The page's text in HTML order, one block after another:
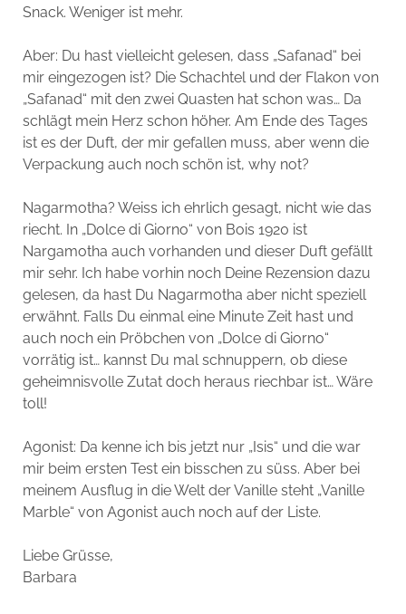
Snack. Weniger ist mehr.
Aber: Du hast vielleicht gelesen, dass „Safanad“ bei
mir eingezogen ist? Die Schachtel und der Flakon von
„Safanad“ mit den zwei Quasten hat schon was… Da
schlägt mein Herz schon höher. Am Ende des Tages
ist es der Duft, der mir gefallen muss, aber wenn die
Verpackung auch noch schön ist, why not?
Nagarmotha? Weiss ich ehrlich gesagt, nicht wie das
riecht. In „Dolce di Giorno“ von Bois 1920 ist
Nargamotha auch vorhanden und dieser Duft gefällt
mir sehr. Ich habe vorhin noch Deine Rezension dazu
gelesen, da hast Du Nagarmotha aber nicht speziell
erwähnt. Falls Du einmal eine Minute Zeit hast und
auch noch ein Pröbchen von „Dolce di Giorno“
vorrätig ist… kannst Du mal schnuppern, ob diese
geheimnisvolle Zutat doch heraus riechbar ist… Wäre
toll!
Agonist: Da kenne ich bis jetzt nur „Isis“ und die war
mir beim ersten Test ein bisschen zu süss. Aber bei
meinem Ausflug in die Welt der Vanille steht „Vanille
Marble“ von Agonist auch noch auf der Liste.
Liebe Grüsse,
Barbara